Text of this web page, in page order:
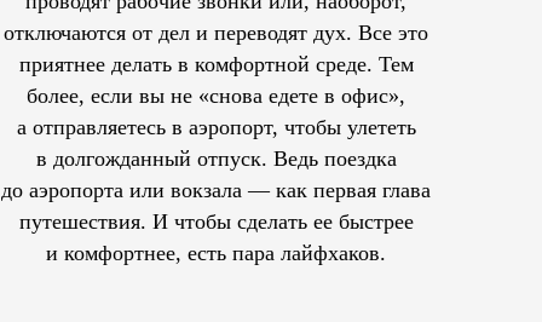
отключаются от дел и переводят дух. Все это
приятнее делать в комфортной среде. Тем
более, если вы не «снова едете в офис»,
а отправляетесь в аэропорт, чтобы улететь
в долгожданный отпуск. Ведь поездка
до аэропорта или вокзала — как первая глава
путешествия. И чтобы сделать ее быстрее
и комфортнее, есть пара лайфхаков.